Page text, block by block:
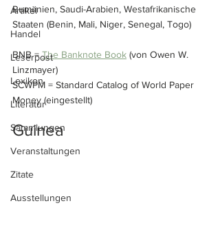
Artikel
Handel
Leserpost
Lexikon
Literatur
Sammlungen
Veranstaltungen
Zitate
Ausstellungen
Rumänien, Saudi-Arabien, Westafrikanische
Staaten (Benin, Mali, Niger, Senegal, Togo)
BNB = The Banknote Book (von Owen W.
Linzmayer)
SCWPM = Standard Catalog of World Paper
Money (eingestellt)
Guinea